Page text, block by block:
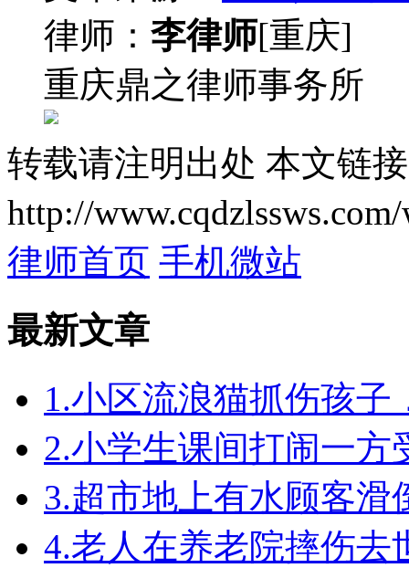
律师： 李律师[重庆]
重庆鼎之律师事务所
转载请注明出处 本文链
http://
律师首页 手机微站
最新文章
1.小区流浪猫抓伤孩子
2.小学生课间打闹一
3.超市地上有水顾客
4.老人在养老院摔伤去